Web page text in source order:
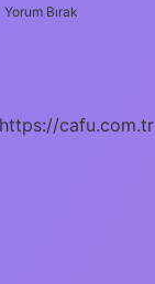
Yorum Bırak
https://cafu.com.tr